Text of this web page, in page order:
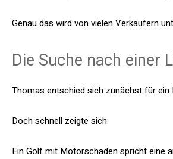
Genau das wird von vielen Verkäufern
Die Suche nach einer
Thomas entschied sich zunächst für ein
Doch schnell zeigte sich:
Ein Golf mit Motorschaden spricht eine